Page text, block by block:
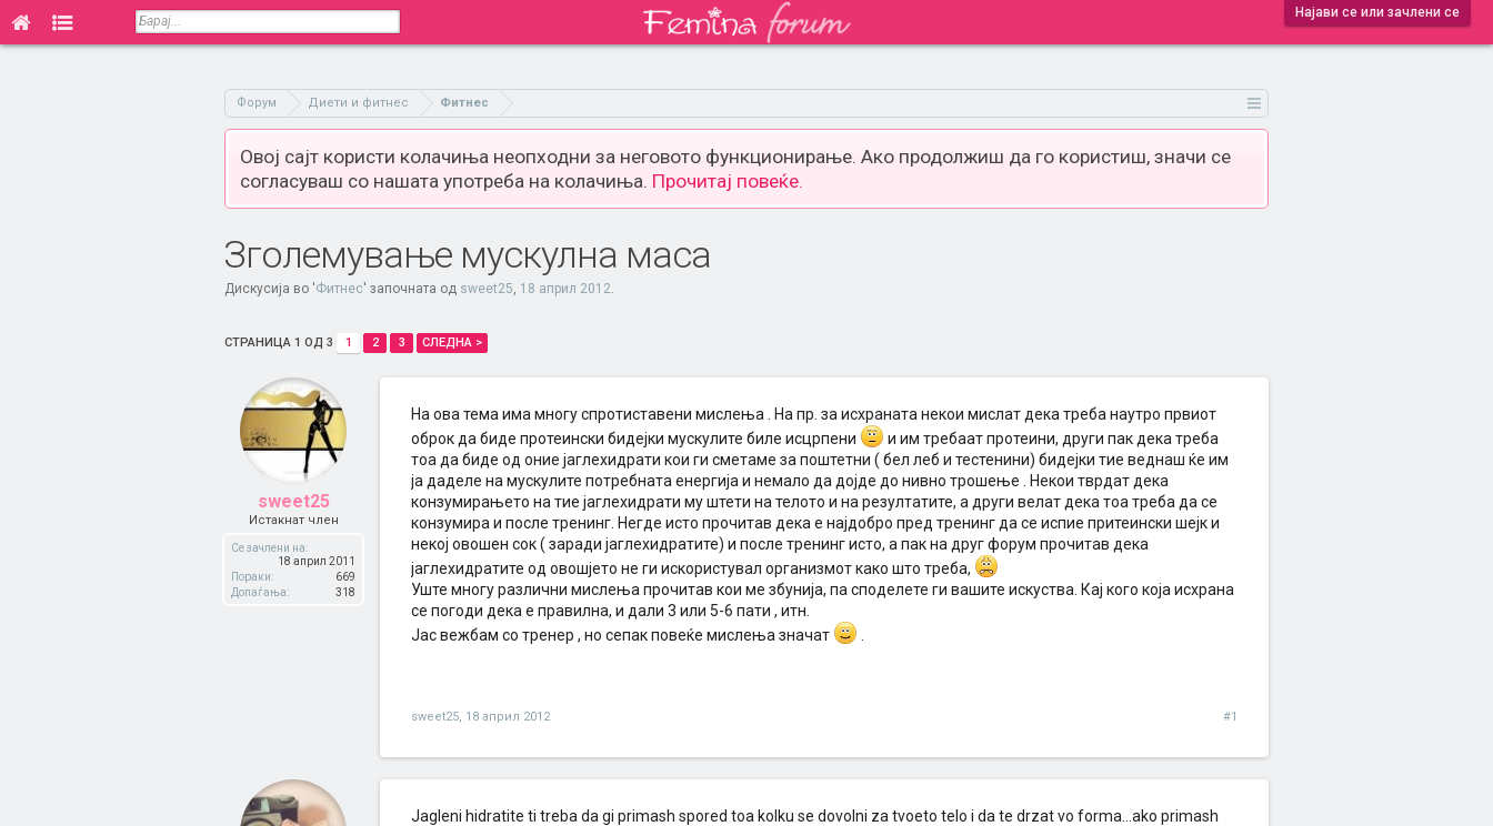
Најави се или зачлени се
Форум Диети и фитнес Фитнес
Овој сајт користи колачиња неопходни за неговото функционирање. Ако продолжиш да го користиш, значи се
согласуваш со нашата употреба на колачиња. Прочитај повеќе.
Зголемување мускулна маса
Дискусија во 'Фитнес' започната од sweet25, 18 април 2012.
СТРАНИЦА 1 ОД 3 1 2 3 СЛЕДНА >
sweet25
Истакнат член
Се зачлени на:
18 април 2011
Пораки:
669
Допаѓања:
318
На ова тема има многу спротиставени мислења . На пр. за исхраната некои мислат дека треба наутро првиот
оброк да биде протеински бидејки мускулите биле исцрпени
и им требаат протеини, други пак дека треба
тоа да биде од оние јаглехидрати кои ги сметаме за поштетни ( бел леб и тестенини) бидејки тие веднаш ќе им
ја даделе на мускулите потребната енергија и немало да дојде до нивно трошење . Некои тврдат дека
конзумирањето на тие јаглехидрати му штети на телото и на резултатите, а други велат дека тоа треба да се
конзумира и после тренинг. Негде исто прочитав дека е најдобро пред тренинг да се испие притеински шејк и
некој овошен сок ( заради јаглехидратите) и после тренинг исто, а пак на друг форум прочитав дека
јаглехидратите од овошјето не ги искористувал организмот како што треба,
Уште многу различни мислења прочитав кои ме збунија, па споделете ги вашите искуства. Кај кого која исхрана
се погоди дека е правилна, и дали 3 или 5-6 пати , итн.
Јас вежбам со тренер , но сепак повеќе мислења значат
sweet25, 18 април 2012 #1
Jagleni hidratite ti treba da gi primash spored toa kolku se dovolni za tvoeto telo i da te drzat vo forma...ako primash